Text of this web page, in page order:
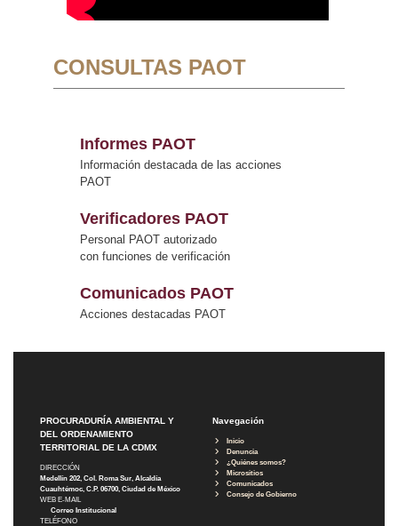
CONSULTAS PAOT
Informes PAOT
Información destacada de las acciones
PAOT
Verificadores PAOT
Personal PAOT autorizado
con funciones de verificación
Comunicados PAOT
Acciones destacadas PAOT
PROCURADURÍA AMBIENTAL Y
DEL ORDENAMIENTO
TERRITORIAL DE LA CDMX
DIRECCIÓN
Medellín 202, Col. Roma Sur, Alcaldía
Cuauhtémoc, C.P. 06700, Ciudad de México
WEB E-MAIL
Correo Institucional
TELÉFONO
Navegación
Inicio
Denuncia
¿Quiénes somos?
Micrositios
Comunicados
Consejo de Gobierno